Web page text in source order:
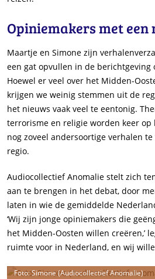
Opiniemakers met een
Maartje en Simone zijn
een gat opvullen in de berichtgeving
Hoewel er veel over het Midden-
krijgen we weinig stemmen uit de
het nieuws vaak veel te eentonig.
terrorisme en religie worden keer
nog zoveel andersoortige verhalen
regio.
Audiocollectief Anomalie stelt zich
aan te brengen in het debat, door
laten in wie de gemiddelde
‘Wij zijn jonge opiniemakers die
het Midden-Oosten willen creëren,’
ruimte voor in Nederland, en wij
Foto: Simone (Audiocollectief Anomalie)